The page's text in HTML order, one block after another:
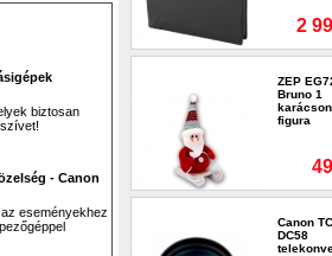
biztosan
- Canon
eseményekhez
2
ZEP
Bruno 1
figura
Canon
DC58